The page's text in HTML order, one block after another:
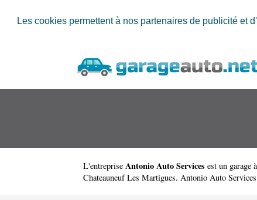
Les cookies permettent à nos partenaires de publicité et
L'entreprise Antonio Auto Services est un garage
Chateauneuf Les Martigues. Antonio Auto